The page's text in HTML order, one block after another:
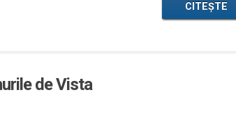
CITEȘTE
de Vista